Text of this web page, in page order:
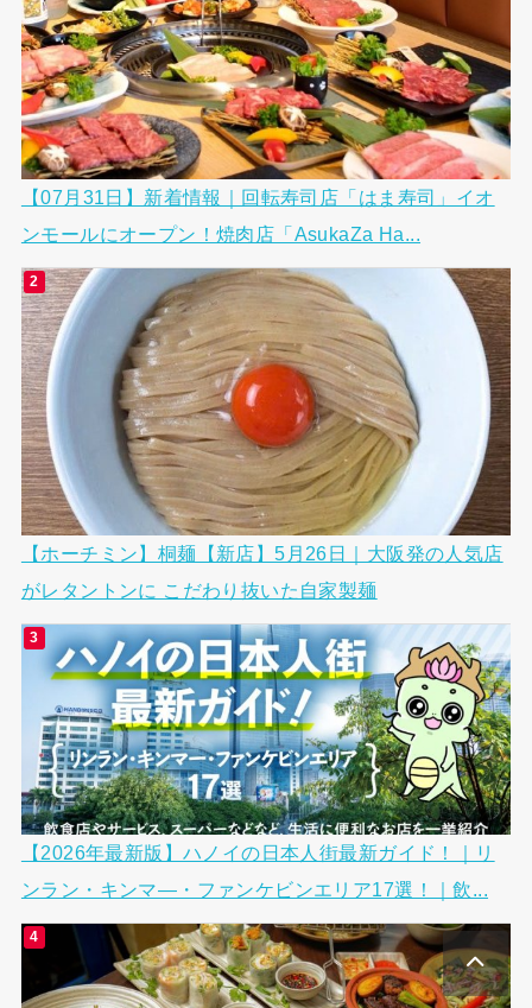
【07月31日】新着情報｜回転寿司店「はま寿司」イオ
ンモールにオープン！焼肉店「AsukaZa Ha...
【ホーチミン】桐麺【新店】5月26日｜大阪発の人気店
がレタントンに こだわり抜いた自家製麺
【2026年最新版】ハノイの日本人街最新ガイド！｜リ
ンラン・キンマ―・ファンケビンエリア17選！｜飲...